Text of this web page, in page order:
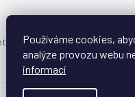
Používáme cookies,
analýze provozu webu
informací
Pay